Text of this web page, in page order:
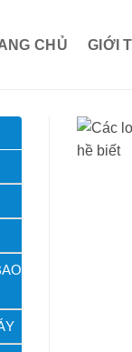
CHỦ GIỚI